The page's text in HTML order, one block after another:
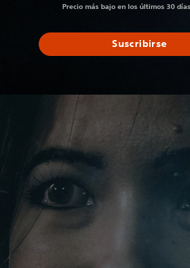
Precio más bajo en los últimos 30
Suscribirse